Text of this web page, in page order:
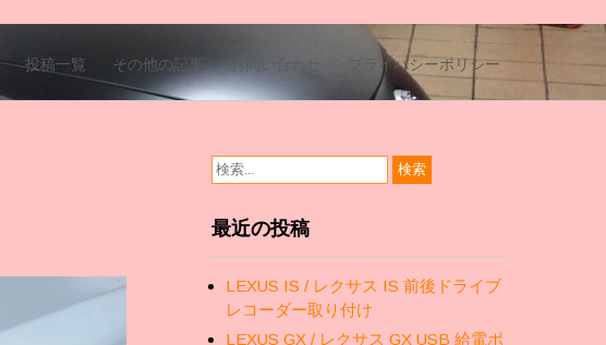
投稿一覧 その他の記事 お問い合わせ プライバシーポリシー
最近の投稿
LEXUS IS / レクサス IS 前後ドライブ
レコーダー取り付け
LEXUS GX / レクサス GX USB 給電ポ